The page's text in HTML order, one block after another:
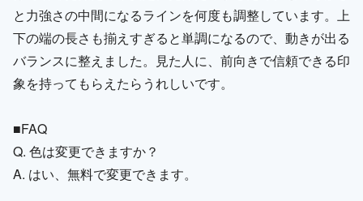
と力強さの中間になるラインを何度も調整しています。上
下の端の長さも揃えすぎると単調になるので、動きが出る
バランスに整えました。見た人に、前向きで信頼できる印
象を持ってもらえたらうれしいです。
■FAQ
Q. 色は変更できますか？
A. はい、無料で変更できます。